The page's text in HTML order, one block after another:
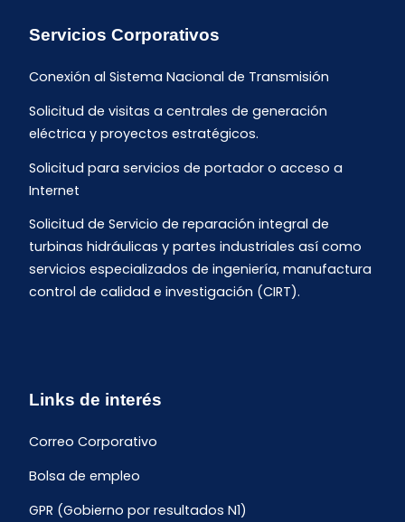
Servicios Corporativos
Conexión al Sistema Nacional de Transmisión
Solicitud de visitas a centrales de generación
eléctrica y proyectos estratégicos.
Solicitud para servicios de portador o acceso a
Internet
Solicitud de Servicio de reparación integral de
turbinas hidráulicas y partes industriales así como
servicios especializados de ingeniería, manufactura
control de calidad e investigación (CIRT).
Links de interés
Correo Corporativo
Bolsa de empleo
GPR (Gobierno por resultados N1)